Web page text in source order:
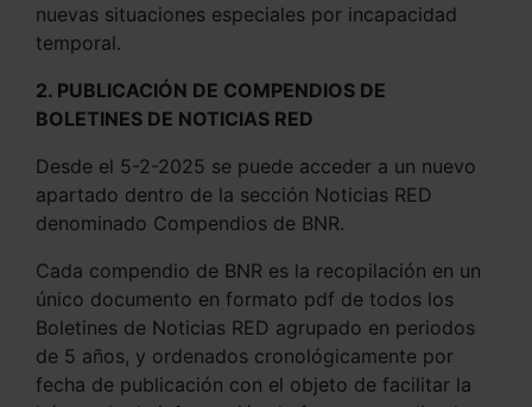
nuevas situaciones especiales por incapacidad
temporal.
2. PUBLICACIÓN DE COMPENDIOS DE
BOLETINES DE NOTICIAS RED
Desde el 5-2-2025 se puede acceder a un nuevo
apartado dentro de la sección Noticias RED
denominado Compendios de BNR.
Cada compendio de BNR es la recopilación en un
único documento en formato pdf de todos los
Boletines de Noticias RED agrupado en periodos
de 5 años, y ordenados cronológicamente por
fecha de publicación con el objeto de facilitar la